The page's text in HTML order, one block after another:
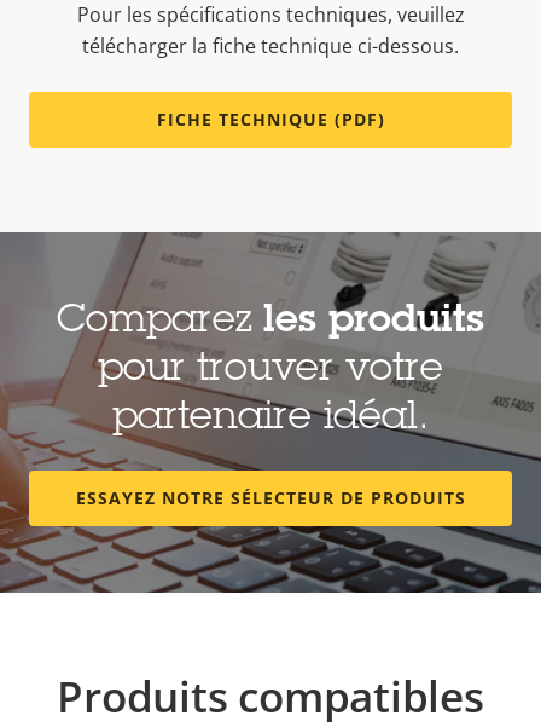
Pour les spécifications techniques, veuillez
télécharger la fiche technique ci-dessous.
FICHE TECHNIQUE (PDF)
Comparez les produits
pour trouver votre
partenaire idéal.
ESSAYEZ NOTRE SÉLECTEUR DE PRODUITS
Produits compatibles